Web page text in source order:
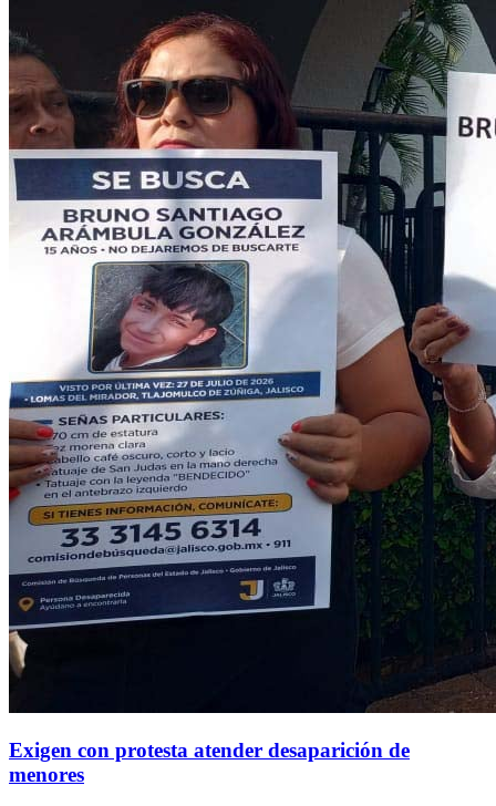
Exigen con protesta atender desaparición de
menores